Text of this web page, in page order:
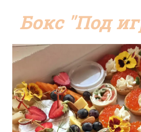
Бокс "Под